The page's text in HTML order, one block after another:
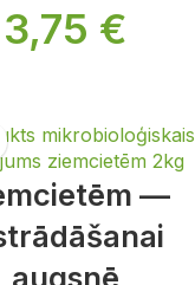
3,75 €
—
augsnē